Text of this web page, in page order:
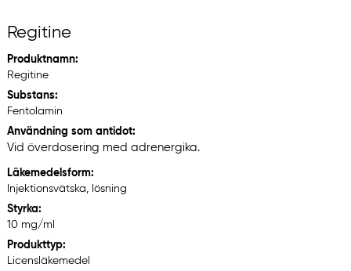
Regitine
Produktnamn:
Regitine
Substans:
Fentolamin
Användning som antidot:
Vid överdosering med adrenergika.
Läkemedelsform:
Injektionsvätska, lösning
Styrka:
10 mg/ml
Produkttyp:
Licensläkemedel